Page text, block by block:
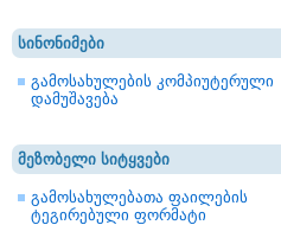
სინონიმები
გამოსახულების კომპიუტერული
დამუშავება
მეზობელი სიტყვები
გამოსახულებათა ფაილების
ტეგირებული ფორმატი